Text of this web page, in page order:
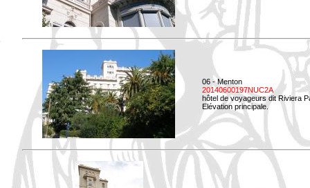
06 - Menton
20140600197NUC2A
hôtel de voyageurs dit Riviera
Elévation principale.